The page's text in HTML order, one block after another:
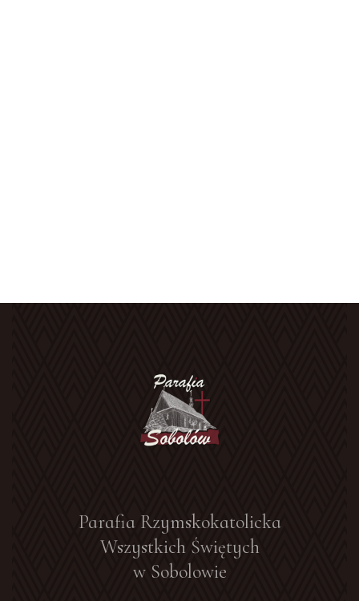
Parafia Rzymskokatolicka
Wszystkich Świętych
w Sobolowie